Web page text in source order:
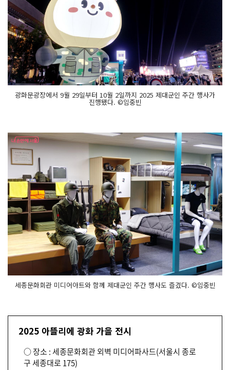
광화문광장에서 9월 29일부터 10월 2일까지 2025 제대군인 주간 행사가
진행됐다. ©임중빈
세종문화회관 미디어아트와 함께 제대군인 주간 행사도 즐겼다. ©임중빈
2025 아뜰리에 광화 가을 전시
○ 장소 : 세종문화회관 외벽 미디어파사드(서울시 종로
구 세종대로 175)